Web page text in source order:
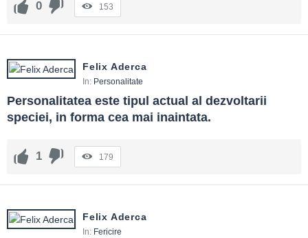
0 153
Felix Aderca
In: Personalitate
Personalitatea este tipul actual al dezvoltarii
speciei, in forma cea mai inaintata.
1 179
Felix Aderca
In: Fericire